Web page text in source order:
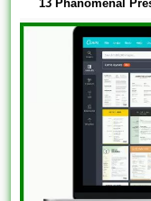
13 Phänomenal